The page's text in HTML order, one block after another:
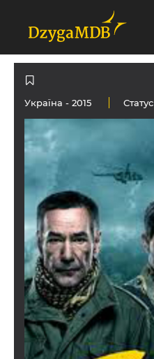
Україна - 2015 Статус